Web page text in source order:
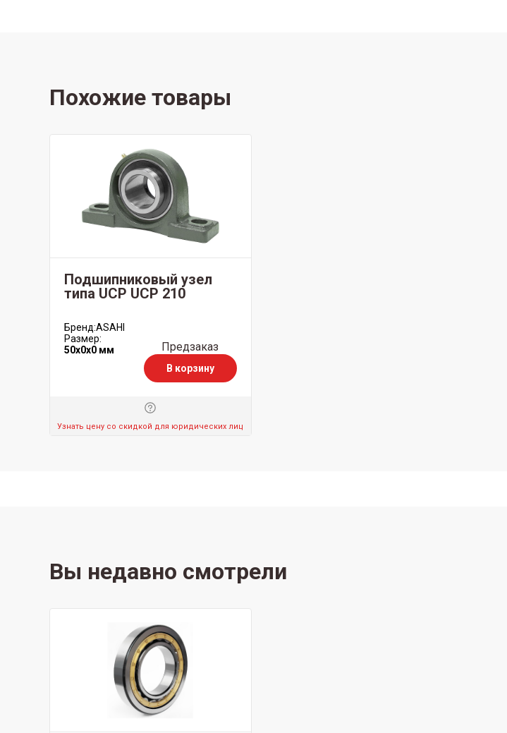
Похожие товары
Подшипниковый узел
типа UCP UCP 210
Бренд:ASAHI
Размер:
50x0x0 мм
Предзаказ
В корзину
Узнать цену со скидкой для юридических лиц
Вы недавно смотрели